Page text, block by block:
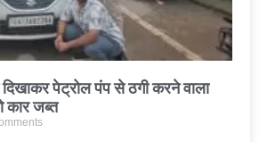
पेट्रोल पंप से ठगी करने वाला
कार जब्त